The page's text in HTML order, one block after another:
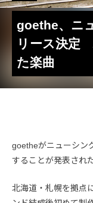
goethe、ニ
リース決定
た楽曲
goetheがニューシン
することが発表された
北海道・札幌を拠点